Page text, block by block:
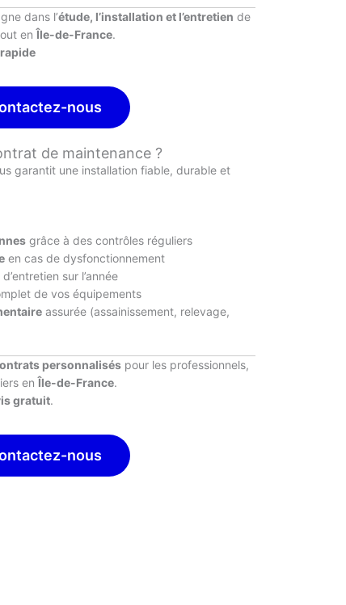
dans l’étude, l’installation et l’entretien de
enÎle-de-France.
nous
de maintenance ?
garantit une installation fiable, durable et
grâce à des contrôles réguliers
en cas de dysfonctionnement
d’entretien sur l’année
de vos équipements
assurée (assainissement, relevage,
personnalisés pour les professionnels,
enÎle-de-France.
gratuit.
nous